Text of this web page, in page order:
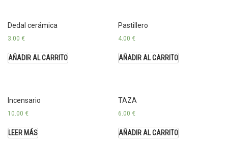
Dedal cerámica
3.00 €
AÑADIR AL CARRITO
Pastillero
4.00 €
AÑADIR AL CARRITO
Incensario
10.00 €
LEER MÁS
TAZA
6.00 €
AÑADIR AL CARRITO